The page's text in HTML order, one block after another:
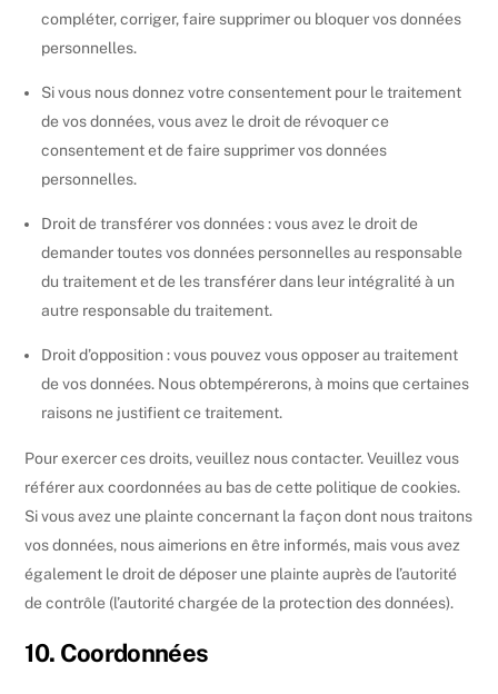
compléter, corriger, faire supprimer ou bloquer vos données
personnelles.
Si vous nous donnez votre consentement pour le traitement
de vos données, vous avez le droit de révoquer ce
consentement et de faire supprimer vos données
personnelles.
Droit de transférer vos données : vous avez le droit de
demander toutes vos données personnelles au responsable
du traitement et de les transférer dans leur intégralité à un
autre responsable du traitement.
Droit d’opposition : vous pouvez vous opposer au traitement
de vos données. Nous obtempérerons, à moins que certaines
raisons ne justifient ce traitement.
Pour exercer ces droits, veuillez nous contacter. Veuillez vous
référer aux coordonnées au bas de cette politique de cookies.
Si vous avez une plainte concernant la façon dont nous traitons
vos données, nous aimerions en être informés, mais vous avez
également le droit de déposer une plainte auprès de l’autorité
de contrôle (l’autorité chargée de la protection des données).
10. Coordonnées